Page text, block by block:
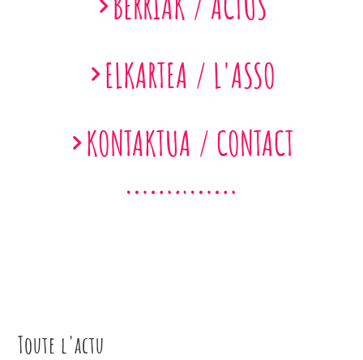
ELKARTEA / L'ASSO
KONTAKTUA / CONTACT
Toute l'actu